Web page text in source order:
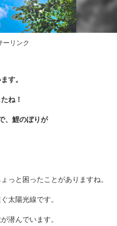
ーリンク
す。
ね！
、鯉のぼりが
っと困ったことがありますね。
太陽光線です。
潜んでいます。